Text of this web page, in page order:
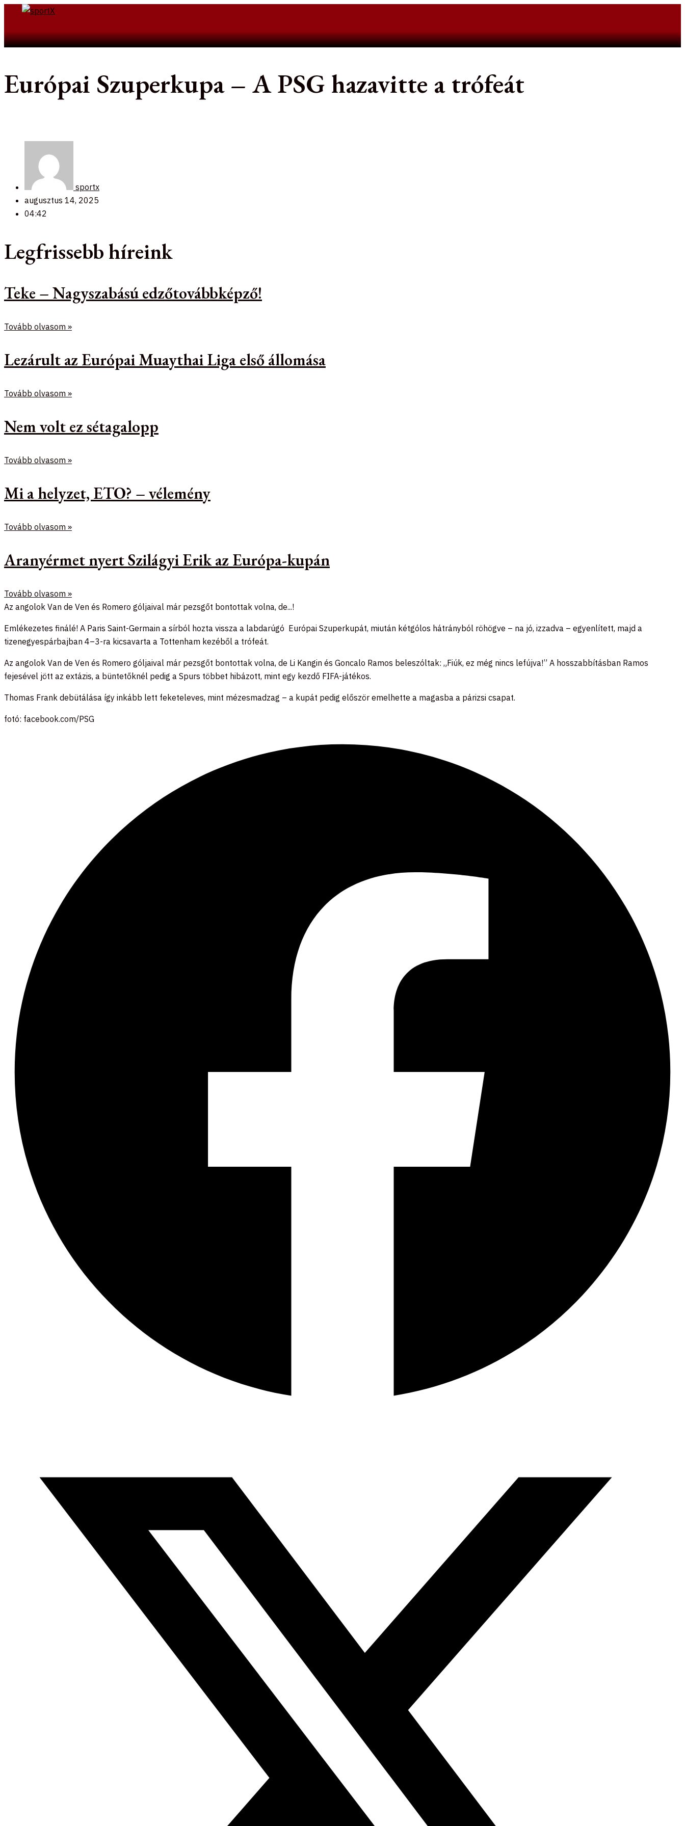
Skip
contentSearch
Európai Szuperkupa – A PSG hazavitte a trófeát
sportx
augusztus 14, 2025
04:42
Legfrissebb híreink
Teke – Nagyszabású edzőtovábbképző!
Tovább olvasom »
Lezárult az Európai Muaythai Liga első állomása
Tovább olvasom »
Nem volt ez sétagalopp
Tovább olvasom »
Mi a helyzet, ETO? – vélemény
Tovább olvasom »
Aranyérmet nyert Szilágyi Erik az Európa-kupán
Tovább olvasom »
Az angolok Van de Ven és Romero góljaival már pezsgőt bontottak volna, de...!
Emlékezetes finálé! A Paris Saint-Germain a sírból hozta vissza a labdarúgó Európai Szuperkupát, miután kétgólos hátrányból röhögve – na jó, izzadva – egyenlített, majd a
tizenegyespárbajban 4–3-ra kicsavarta a Tottenham kezéből a trófeát.
Az angolok Van de Ven és Romero góljaival már pezsgőt bontottak volna, de Li Kangin és Goncalo Ramos beleszóltak: „Fiúk, ez még nincs lefújva!” A hosszabbításban Ramos
fejesével jött az extázis, a büntetőknél pedig a Spurs többet hibázott, mint egy kezdő FIFA-játékos.
Thomas Frank debütálása így inkább lett feketeleves, mint mézesmadzag – a kupát pedig először emelhette a magasba a párizsi csapat.
fotó: facebook.com/PSG